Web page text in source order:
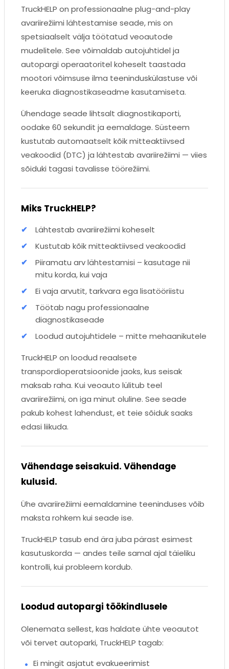
TruckHELP on professionaalne plug-and-play
avariirežiimi lähtestamise seade, mis on
spetsiaalselt välja töötatud veoautode
mudelitele. See võimaldab autojuhtidel ja
autopargi operaatoritel koheselt taastada
mootori võimsuse ilma teeninduskülastuse või
keeruka diagnostikaseadme kasutamiseta.
Ühendage seade lihtsalt diagnostikaporti,
oodake 60 sekundit ja eemaldage. Süsteem
kustutab automaatselt kõik mitteaktiivsed
veakoodid (DTC) ja lähtestab avariirežiimi — viies
sõiduki tagasi tavalisse töörežiimi.
Miks TruckHELP?
Lähtestab avariirežiimi koheselt
Kustutab kõik mitteaktiivsed veakoodid
Piiramatu arv lähtestamisi – kasutage nii
mitu korda, kui vaja
Ei vaja arvutit, tarkvara ega lisatööriistu
Töötab nagu professionaalne
diagnostikaseade
Loodud autojuhtidele – mitte mehaanikutele
TruckHELP on loodud reaalsete
transpordioperatsioonide jaoks, kus seisak
maksab raha. Kui veoauto lülitub teel
avariirežiimi, on iga minut oluline. See seade
pakub kohest lahendust, et teie sõiduk saaks
edasi liikuda.
Vähendage seisakuid. Vähendage
kulusid.
Ühe avariirežiimi eemaldamine teeninduses võib
maksta rohkem kui seade ise.
TruckHELP tasub end ära juba pärast esimest
kasutuskorda — andes teile samal ajal täieliku
kontrolli, kui probleem kordub.
Loodud autopargi töökindlusele
Olenemata sellest, kas haldate ühte veoautot
või tervet autoparki, TruckHELP tagab:
Ei mingit asjatut evakueerimist